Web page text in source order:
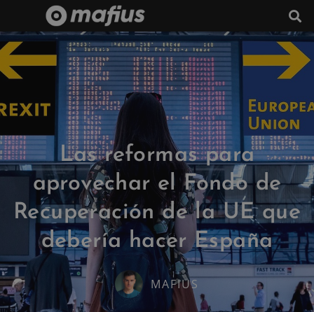
Las reformas para
aprovechar el Fondo de
Recuperación de la UE que
debería hacer España
MAFIUS